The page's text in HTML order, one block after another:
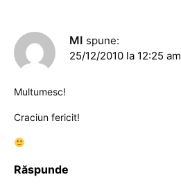
MI spune:
25/12/2010 la 12:25 am
Multumesc!
Craciun fericit!
Răspunde